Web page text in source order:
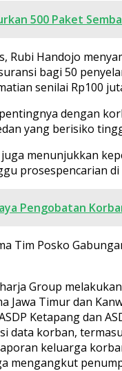
500 Paket
Rubi Handojo
bagi 50
senilai Rp100
dengan
yang berisiko
juga menunjukkan
prosespencarian
Pengobatan
Tim Posko
Group melakukan
Jawa Timur dan
Ketapang dan
data korban,
keluarga
mengangkut